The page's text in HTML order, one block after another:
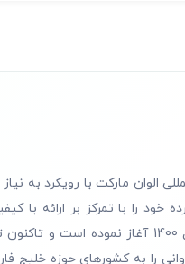
الوان مارکت با رویکرد به
خود را با تمرکز بر ارائه با
ایرانی در سال 1400 آغاز نموده است و
را به کشورهای حوزه خلیج